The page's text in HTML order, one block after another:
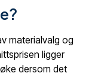
materialvalg og
ligger
dersom det